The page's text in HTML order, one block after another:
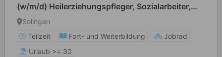
(w/m/d) Heilerziehungspfleger, Sozialarbeiter,
Sozialpädagoge, Erzieher, Gesundheits- und
Solingen
Teilzeit
Fort- und Weiterbildung
Jobrad
Urlaub >= 30